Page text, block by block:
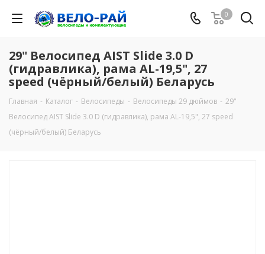
0
29" Велосипед AIST Slide 3.0 D
(гидравлика), рама AL-19,5", 27
speed (чёрный/белый) Беларусь
Главная - Каталог - Велосипеды - Велосипеды 29 дюймов - 29"
Велосипед AIST Slide 3.0 D (гидравлика), рама AL-19,5", 27 speed
(чёрный/белый) Беларусь